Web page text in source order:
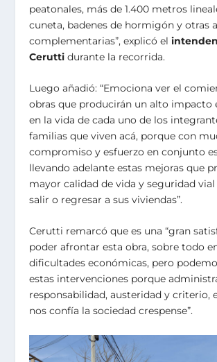
peatonales, más de 1.400 metros
cuneta, badenes de hormigón y otras
complementarias”, explicó el
Cerutti durante la recorrida.
Luego añadió: “Emociona ver el
obras que producirán un alto impacto
en la vida de cada uno de los
familias que viven acá, porque con
compromiso y esfuerzo en conjunto
llevando adelante estas mejoras que
mayor calidad de vida y seguridad vial
salir o regresar a sus viviendas”.
Cerutti remarcó que es una “gran
poder afrontar esta obra, sobre todo
dificultades económicas, pero
estas intervenciones porque
responsabilidad, austeridad y criterio,
nos confía la sociedad crespense”.